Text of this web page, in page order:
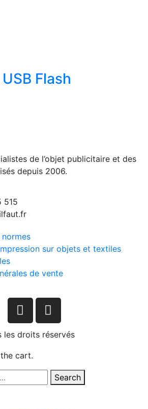
Flash
de l’objet publicitaire et des
depuis 2006.
515
sur objets et textiles
de vente
les droits réservés
cart.
Search